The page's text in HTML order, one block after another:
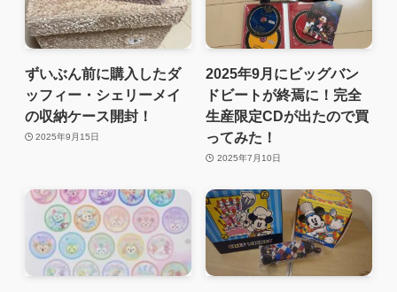
ずいぶん前に購入したダ
ッフィー・シェリーメイ
の収納ケース開封！
2025年9月15日
2025年9月にビッグバン
ドビートが終焉に！完全
生産限定CDが出たので買
ってみた！
2025年7月10日